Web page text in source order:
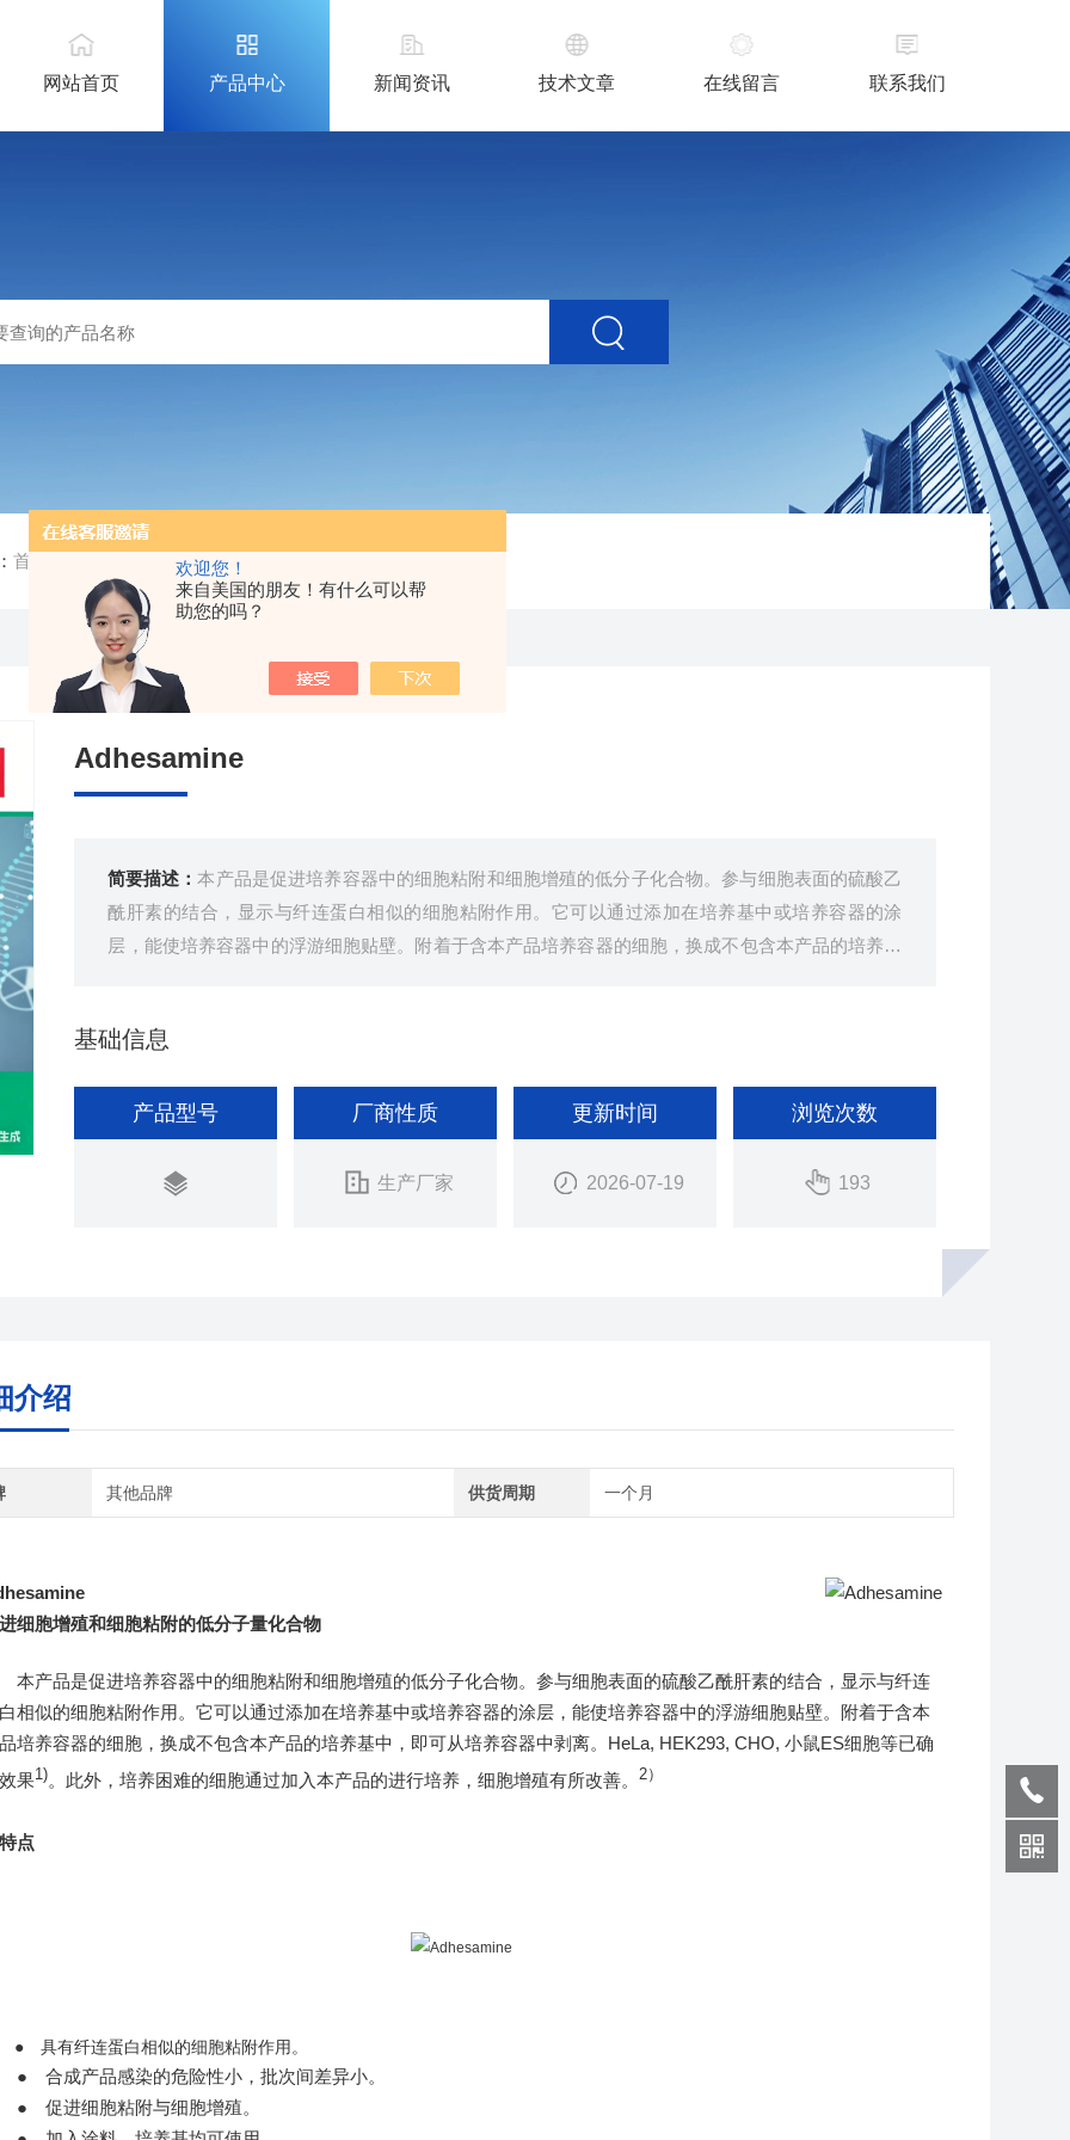
欢迎您！
来自美国的朋友！有什么可以帮
助您的吗？
网站首页 产品中心 新闻资讯 技术文章 在线留言 联系我们
首页 / /细胞培养
Adhesamine
简要描述：本产品是促进培养容器中的细胞粘附和细胞增殖的低分子化合物。参与细胞表面的硫酸乙
酰肝素的结合，显示与纤连蛋白相似的细胞粘附作用。它可以通过添加在培养基中或培养容器的涂
层，能使培养容器中的浮游细胞贴壁。附着于含本产品培养容器的细胞，换成不包含本产品的培养基
基础信息
产品型号 厂商性质
生产厂家
更新时间
2026-07-19
浏览次数
193
介绍
其他品牌 供货周期 一个月
细胞增殖和细胞粘附的低分子量化合物
本产品是促进培养容器中的细胞粘附和细胞增殖的低分子化合物。参与细胞表面的硫酸乙酰肝素的结合，显示与纤连
相似的细胞粘附作用。它可以通过添加在培养基中或培养容器的涂层，能使培养容器中的浮游细胞贴壁。附着于含本
培养容器的细胞，换成不包含本产品的培养基中，即可从培养容器中剥离。HeLa, HEK293, CHO, 小鼠ES细胞等已确
果1)。此外，培养困难的细胞通过加入本产品的进行培养，细胞增殖有所改善。 2）
点
有纤连蛋白相似的细胞粘附作用。
合成产品感染的危险性小，批次间差异小。
促进细胞粘附与细胞增殖。